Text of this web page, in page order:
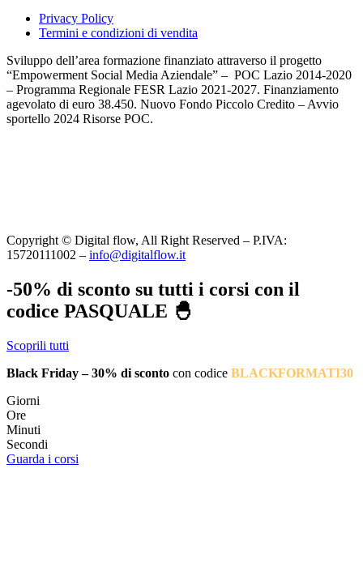
Privacy Policy
Termini e condizioni di vendita
Sviluppo dell’area formazione finanziato attraverso il progetto
“Empowerment Social Media Aziendale” – POC Lazio 2014-2020
– Programma Regionale FESR Lazio 2021-2027. Finanziamento
agevolato di euro 38.450. Nuovo Fondo Piccolo Credito – Avvio
sportello 2024 Risorse POC.
Copyright © Digital flow, All Right Reserved – P.IVA:
15720111002 – info@digitalflow.it
-50% di sconto su tutti i corsi con il
codice PASQUALE 🐣
Scoprili tutti
Black Friday – 30% di sconto con codice BLACKFORMATI30
Giorni
Ore
Minuti
Secondi
Guarda i corsi